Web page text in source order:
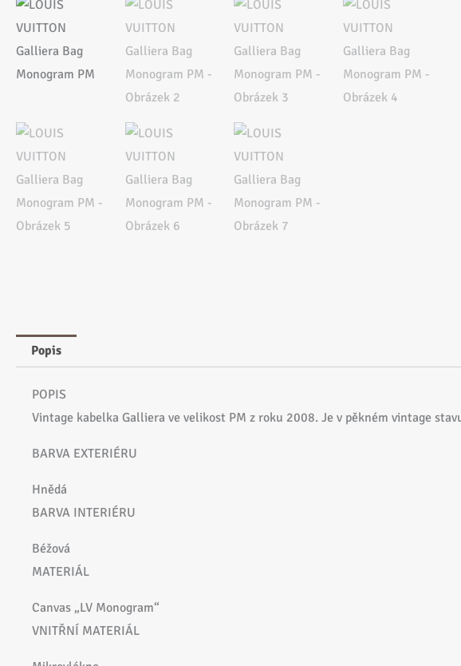
Popis
POPIS
Vintage kabelka Galliera ve velikost PM z roku 2008. Je v pěkném vintage
BARVA EXTERIÉRU
Hnědá
BARVA INTERIÉRU
Béžová
MATERIÁL
Canvas „LV Monogram“
VNITŘNÍ MATERIÁL